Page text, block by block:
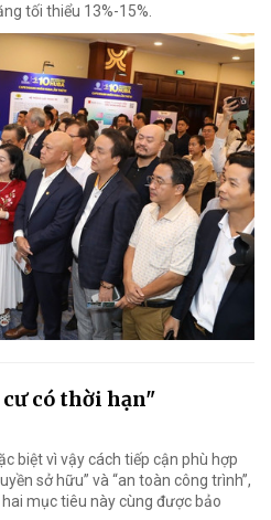
tối thiểu 13%-15%.
cư có thời hạn"
biệt vì vậy cách tiếp cận phù hợp
sở hữu” và “an toàn công trình”,
mục tiêu này cùng được bảo